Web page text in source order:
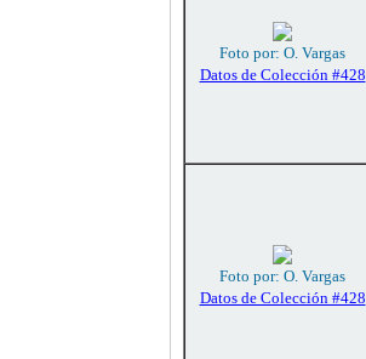
Foto por: O. Vargas
Datos de Colección #428
Foto por: O. Vargas
Datos de Colección #428